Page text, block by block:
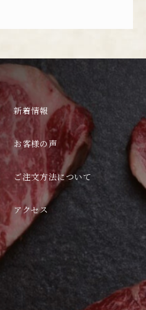
新着情報
お客様の声
ご注文方法について
アクセス